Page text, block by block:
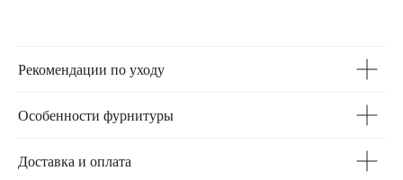
Рекомендации по уходу
Особенности фурнитуры
Доставка и оплата